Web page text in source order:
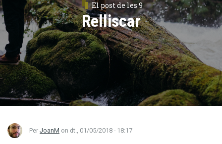
El post de les 9
Relliscar
Per JoanM on dt., 01/05/2018 - 18:17